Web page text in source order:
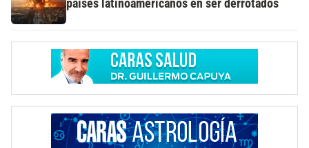
países latinoamericanos en ser derrotados